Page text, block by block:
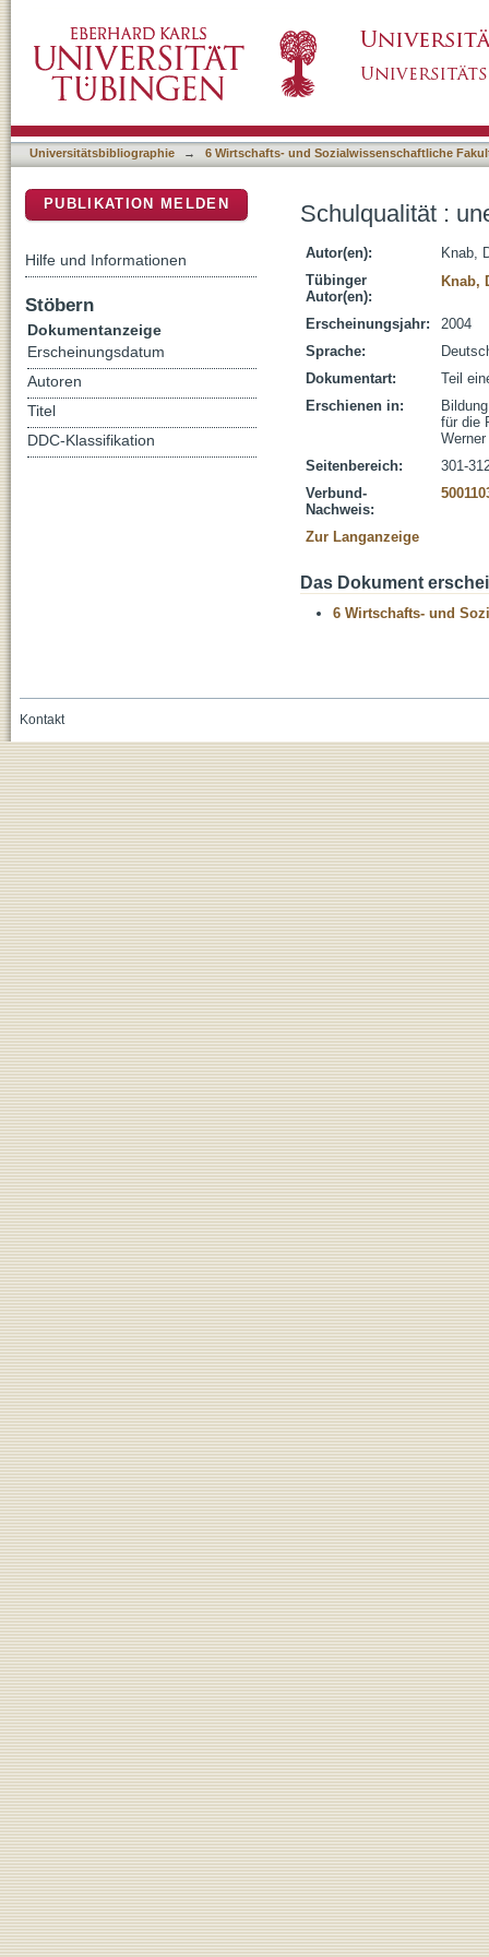
Universitätsbibliographie → 6 Wirtschafts- und Sozialwissenschaftliche
Schulqualität :
Autor(en):
Knab,
Tübinger
Autor(en):
Knab,
Erscheinungsjahr:
2004
Sprache:
Dokumentart:
Teil
Erschienen in:
für die
Seitenbereich:
301-
Verbund-
Nachweis:
Zur Langanzeige
Das Dokument
6 Wirtschafts- und
PUBLIKATION MELDEN
Hilfe und Informationen
Stöbern
Dokumentanzeige
Erscheinungsdatum
Autoren
Titel
DDC-Klassifikation
Kontakt